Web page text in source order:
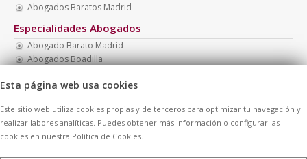
Abogados Baratos Madrid
Especialidades Abogados
Abogado Barato Madrid
Abogados Boadilla
Abogado Presupuesto Barato
Abogado Menores Madrid
Esta página web usa cookies
Este sitio web utiliza cookies propias y de terceros para optimizar tu navegación y
realizar labores analíticas. Puedes obtener más información o configurar las
cookies en nuestra Política de Cookies.